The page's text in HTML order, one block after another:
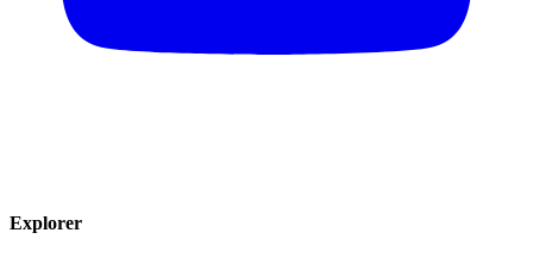
Explorer